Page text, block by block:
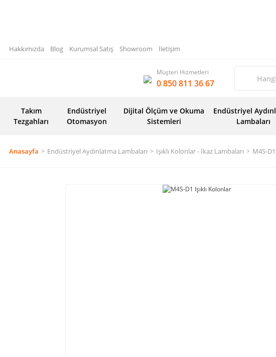
Hakkımızda Blog Kurumsal Satış Showroom İletişim
Müşteri Hizmetleri
0 850 811 36 67
Takım
Tezgahları
Endüstriyel
Otomasyon
Dijital Ölçüm ve Okuma
Sistemleri
Endüstriyel
Lambaları
Anasayfa Endüstriyel Aydınlatma Lambaları Işıklı Kolonlar - İkaz Lambaları M4S-